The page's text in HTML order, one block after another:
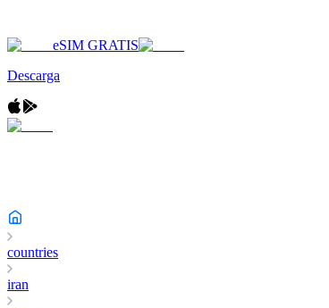
eSIM GRATIS
Descarga
countries
iran